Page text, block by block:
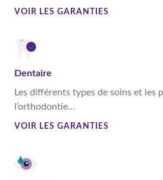
VOIR LES GARANTIES
Dentaire
Les différents types de soins et les
l’orthodontie…
VOIR LES GARANTIES